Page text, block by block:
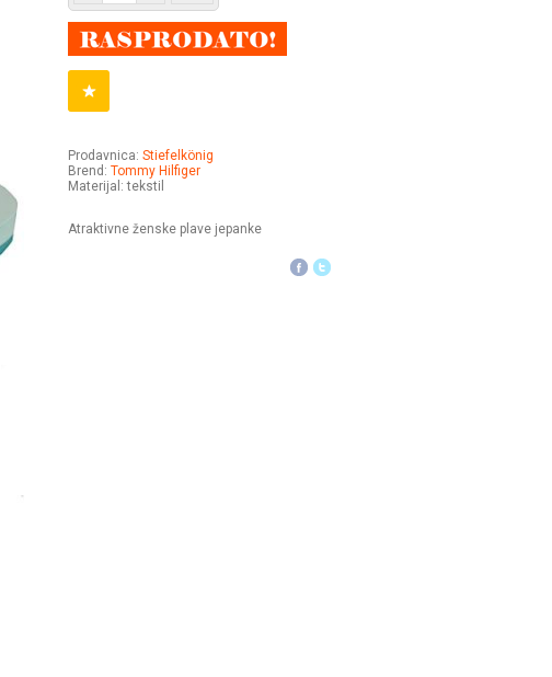
Prodavnica: Stiefelkönig
Brend: Tommy Hilfiger
Materijal: tekstil
Atraktivne ženske plave jepanke